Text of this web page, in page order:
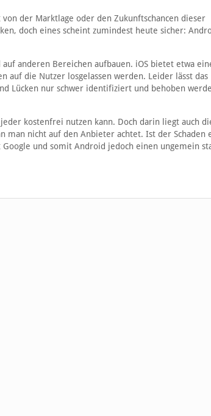
der Marktlage oder den Zukunftschancen dieser
doch eines scheint zumindest heute sicher:
anderen Bereichen aufbauen. iOS bietet etwa
auf die Nutzer losgelassen werden. Leider lässt das
Lücken nur schwer identifiziert und behoben
kostenfrei nutzen kann. Doch darin liegt auch
man nicht auf den Anbieter achtet. Ist der Schaden
und somit Android jedoch einen ungemein